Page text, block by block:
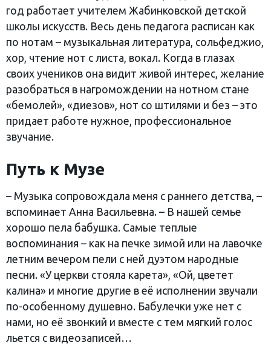
год работает учителем Жабинковской детской
школы искусств. Весь день педагога расписан как
по нотам – музыкальная литература, сольфеджио,
хор, чтение нот с листа, вокал. Когда в глазах
своих учеников она видит живой интерес, желание
разобраться в нагромождении на нотном стане
«бемолей», «диезов», нот со штилями и без – это
придает работе нужное, профессиональное
звучание.
Путь к Музе
– Музыка сопровождала меня с раннего детства, –
вспоминает Анна Васильевна. – В нашей семье
хорошо пела бабушка. Самые теплые
воспоминания – как на печке зимой или на лавочке
летним вечером пели с ней дуэтом народные
песни. «У церкви стояла карета», «Ой, цветет
калина» и многие другие в её исполнении звучали
по-особенному душевно. Бабулечки уже нет с
нами, но её звонкий и вместе с тем мягкий голос
льется с видеозаписей…